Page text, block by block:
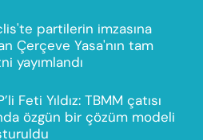
partilerin imzasına
Çerçeve Yasa'nın tam
yayımlandı
Feti Yıldız: TBMM çatısı
özgün bir çözüm modeli